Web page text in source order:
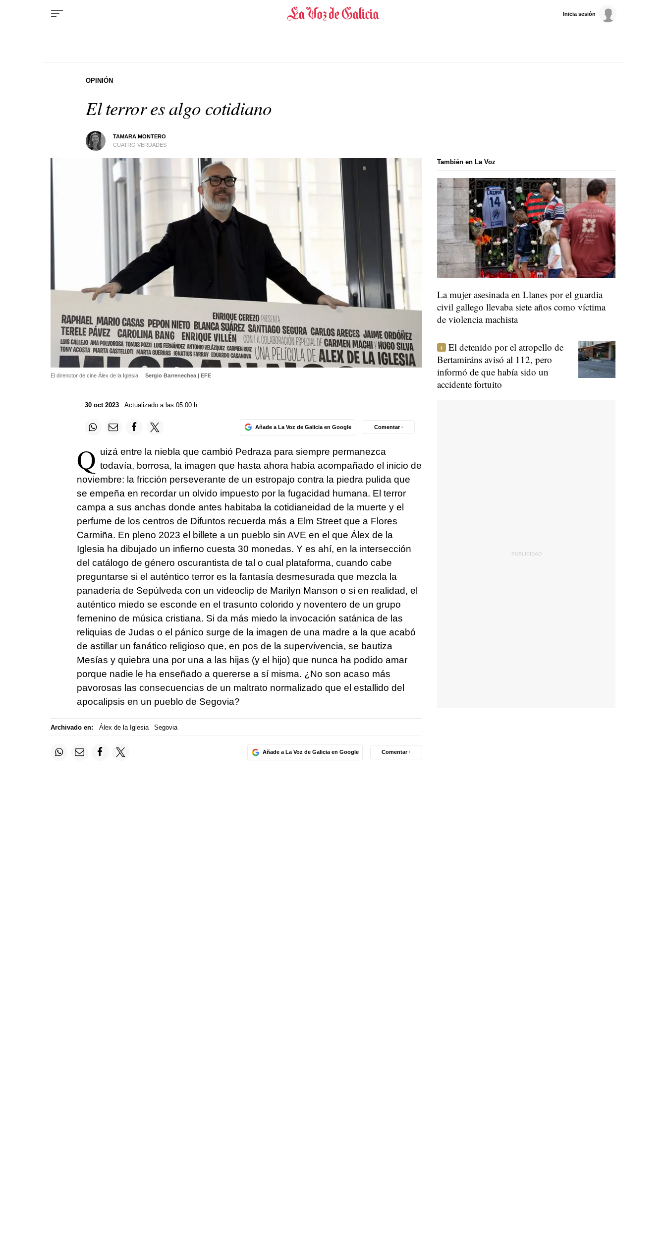
Inicia sesión
El terror es algo cotidiano
TAMARA MONTERO
CUATRO VERDADES
OPINIÓN
El direnctor de cine Álex de la Iglesia. Sergio Barrenechea | EFE
30 oct 2023. Actualizado a las 05:00 h.
Añade a La Voz de Galicia en Google Comentar ·
Q uizá entre la niebla que cambió Pedraza para siempre permanezca
todavía, borrosa, la imagen que hasta ahora había acompañado el inicio de
noviembre: la fricción perseverante de un estropajo contra la piedra pulida que
se empeña en recordar un olvido impuesto por la fugacidad humana. El terror
campa a sus anchas donde antes habitaba la cotidianeidad de la muerte y el
perfume de los centros de Difuntos recuerda más a Elm Street que a Flores
Carmiña. En pleno 2023 el billete a un pueblo sin AVE en el que Álex de la
Iglesia ha dibujado un infierno cuesta 30 monedas. Y es ahí, en la intersección
del catálogo de género oscurantista de tal o cual plataforma, cuando cabe
preguntarse si el auténtico terror es la fantasía desmesurada que mezcla la
panadería de Sepúlveda con un videoclip de Marilyn Manson o si en realidad, el
auténtico miedo se esconde en el trasunto colorido y noventero de un grupo
femenino de música cristiana. Si da más miedo la invocación satánica de las
reliquias de Judas o el pánico surge de la imagen de una madre a la que acabó
de astillar un fanático religioso que, en pos de la supervivencia, se bautiza
Mesías y quiebra una por una a las hijas (y el hijo) que nunca ha podido amar
porque nadie le ha enseñado a quererse a sí misma. ¿No son acaso más
pavorosas las consecuencias de un maltrato normalizado que el estallido del
apocalipsis en un pueblo de Segovia?
Archivado en: Álex de la Iglesia Segovia
Añade a La Voz de Galicia en Google Comentar ·
También en La Voz
La mujer asesinada en Llanes por el guardia
civil gallego llevaba siete años como víctima
de violencia machista
El detenido por el atropello de
Bertamiráns avisó al 112, pero
informó de que había sido un
accidente fortuito